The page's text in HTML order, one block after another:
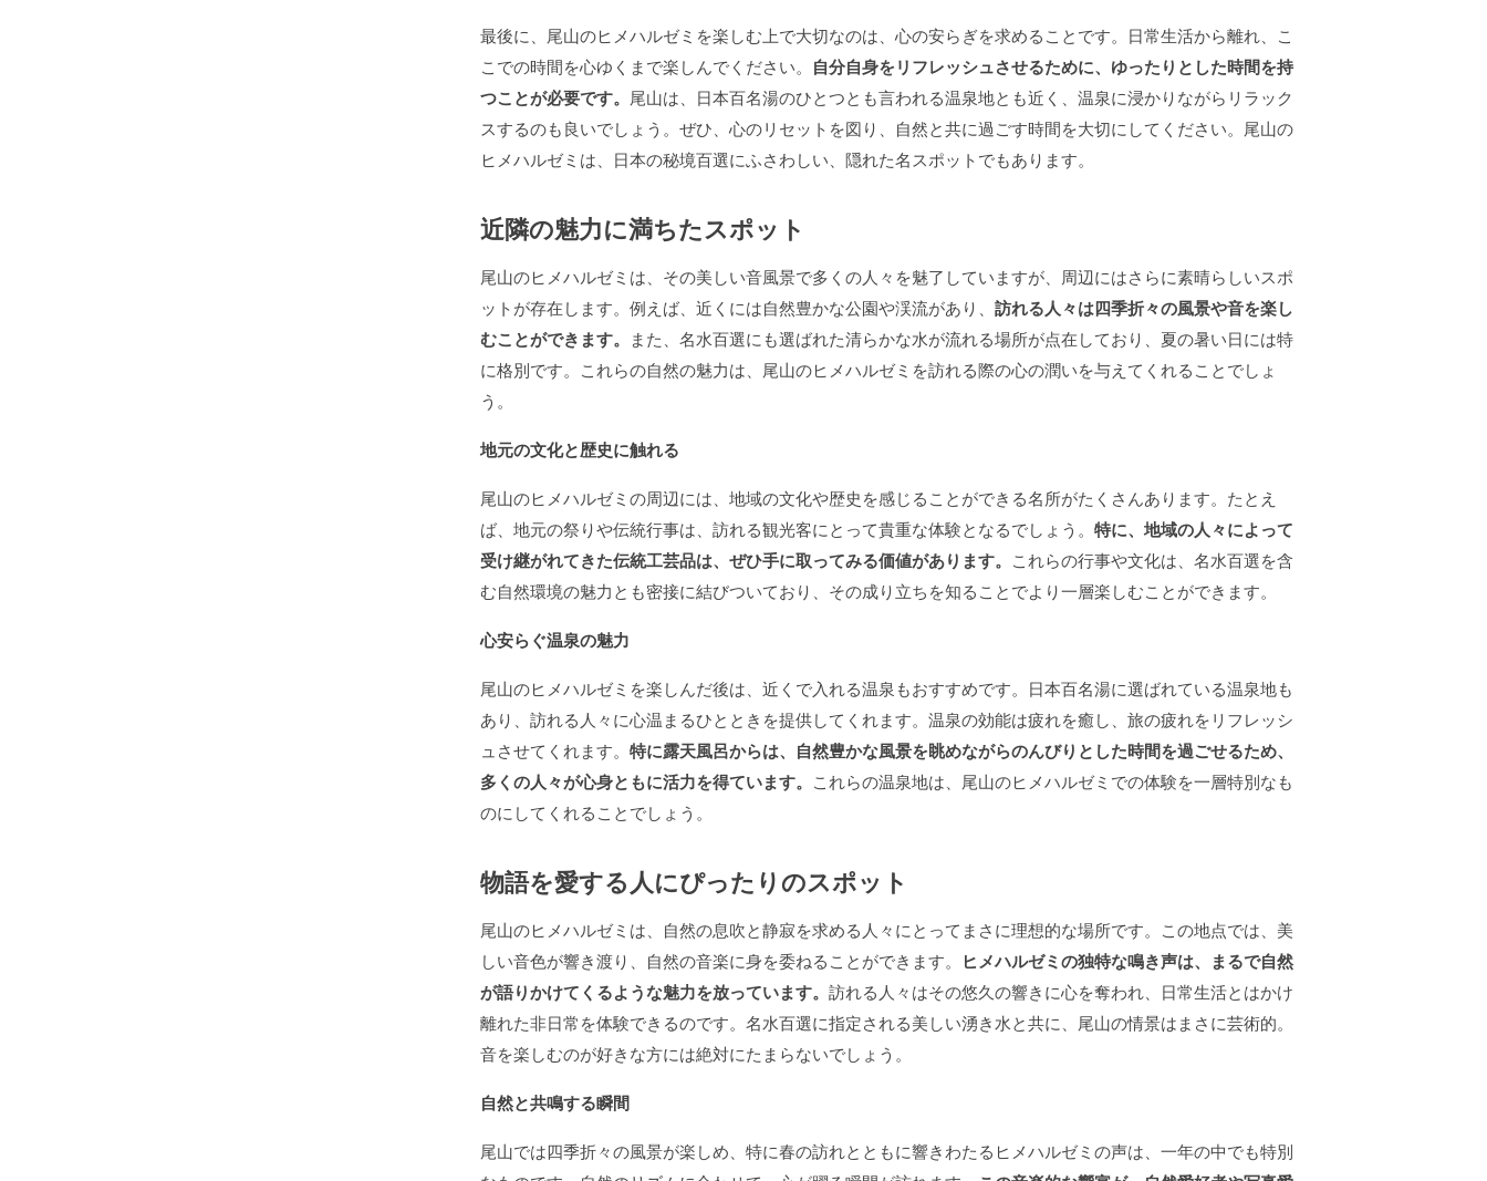
最後に、尾山のヒメハルゼミを楽しむ上で大切なのは、心の安らぎを求めることです。日常生活から離れ、こ
こでの時間を心ゆくまで楽しんでください。
自分自身をリフレッシュさせるために、ゆったりとした時間を持
つことが必要です。 尾山は、日本百名湯のひとつとも言われる温泉地とも近く、温泉に浸かりながらリラック
スするのも良いでしょう。ぜひ、心のリセットを図り、自然と共に過ごす時間を大切にしてください。尾山の
ヒメハルゼミは、日本の秘境百選にふさわしい、隠れた名スポットでもあります。
近隣の魅力に満ちたスポット
尾山のヒメハルゼミは、その美しい音風景で多くの人々を魅了していますが、周辺にはさらに素晴らしいスポ
ットが存在します。例えば、近くには自然豊かな公園や渓流があり、 訪れる人々は四季折々の風景や音を楽し
むことができます。 また、名水百選にも選ばれた清らかな水が流れる場所が点在しており、夏の暑い日には特
に格別です。これらの自然の魅力は、尾山のヒメハルゼミを訪れる際の心の潤いを与えてくれることでしょ
う。
地元の文化と歴史に触れる
尾山のヒメハルゼミの周辺には、地域の文化や歴史を感じることができる名所がたくさんあります。たとえ
ば、地元の祭りや伝統行事は、訪れる観光客にとって貴重な体験となるでしょう。 特に、地域の人々によって
受け継がれてきた伝統工芸品は、ぜひ手に取ってみる価値があります。 これらの行事や文化は、名水百選を含
む自然環境の魅力とも密接に結びついており、その成り立ちを知ることでより一層楽しむことができます。
心安らぐ温泉の魅力
尾山のヒメハルゼミを楽しんだ後は、近くで入れる温泉もおすすめです。日本百名湯に選ばれている温泉地も
あり、訪れる人々に心温まるひとときを提供してくれます。温泉の効能は疲れを癒し、旅の疲れをリフレッシ
ュさせてくれます。 特に露天風呂からは、自然豊かな風景を眺めながらのんびりとした時間を過ごせるため、
多くの人々が心身ともに活力を得ています。 これらの温泉地は、尾山のヒメハルゼミでの体験を一層特別なも
のにしてくれることでしょう。
物語を愛する人にぴったりのスポット
尾山のヒメハルゼミは、自然の息吹と静寂を求める人々にとってまさに理想的な場所です。この地点では、美
しい音色が響き渡り、自然の音楽に身を委ねることができます。
ヒメハルゼミの独特な鳴き声は、まるで自然
が語りかけてくるような魅力を放っています。 訪れる人々はその悠久の響きに心を奪われ、日常生活とはかけ
離れた非日常を体験できるのです。名水百選に指定される美しい湧き水と共に、尾山の情景はまさに芸術的。
音を楽しむのが好きな方には絶対にたまらないでしょう。
自然と共鳴する瞬間
尾山では四季折々の風景が楽しめ、特に春の訪れとともに響きわたるヒメハルゼミの声は、一年の中でも特別